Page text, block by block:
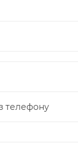
телефону